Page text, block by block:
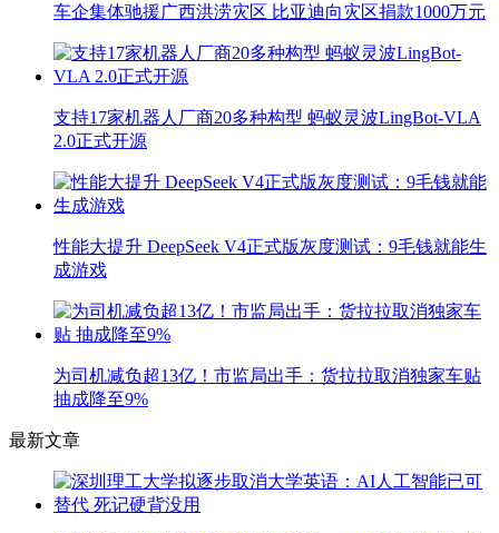
车企集体驰援广西洪涝灾区 比亚迪向灾区捐款1000万元
支持17家机器人厂商20多种构型 蚂蚁灵波LingBot-VLA
2.0正式开源
性能大提升 DeepSeek V4正式版灰度测试：9毛钱就能生
成游戏
为司机减负超13亿！市监局出手：货拉拉取消独家车贴
抽成降至9%
最新文章